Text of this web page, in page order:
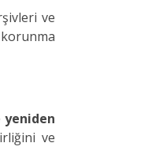
ve
yeniden
ve